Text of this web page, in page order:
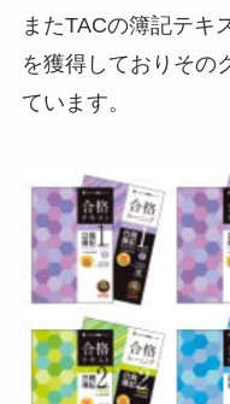
またTACの簿記テキ
を獲得しておりその
ています。